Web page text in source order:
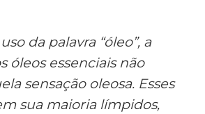
da palavra “óleo”, a
óleos essenciais não
sensação oleosa. Esses
sua maioria límpidos,